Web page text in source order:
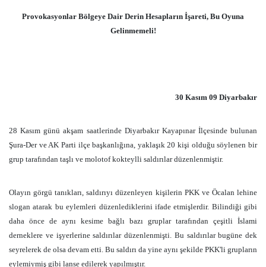
Provokasyonlar Bölgeye Dair Derin Hesapların İşareti, Bu Oyuna
Gelinmemeli!
30 Kasım 09 Diyarbakır
28 Kasım günü akşam saatlerinde Diyarbakır Kayapınar İlçesinde bulunan
Şura-Der ve AK Parti ilçe başkanlığına, yaklaşık 20 kişi olduğu söylenen bir
grup tarafından taşlı ve molotof kokteylli saldırılar düzenlenmiştir.
Olayın görgü tanıkları, saldırıyı düzenleyen kişilerin PKK ve Öcalan lehine
slogan atarak bu eylemleri düzenlediklerini ifade etmişlerdir. Bilindiği gibi
daha önce de aynı kesime bağlı bazı gruplar tarafından çeşitli İslami
derneklere ve işyerlerine saldırılar düzenlenmişti. Bu saldırılar bugüne dek
seyrelerek de olsa devam etti. Bu saldırı da yine aynı şekilde PKK'li grupların
eylemiymiş gibi lanse edilerek yapılmıştır.